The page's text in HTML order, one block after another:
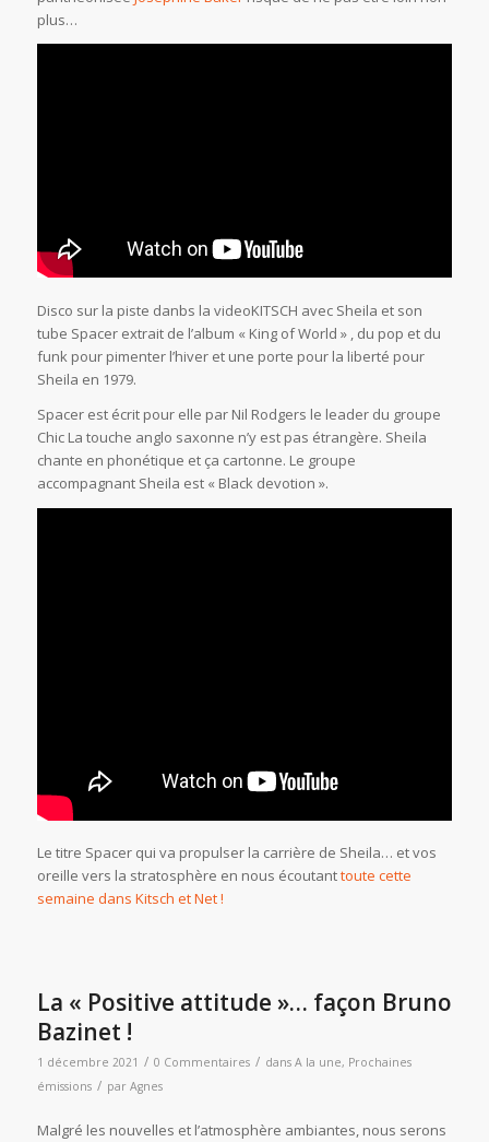
plus…
Disco sur la piste danbs la videoKITSCH avec Sheila et son
tube Spacer extrait de l’album « King of World » , du pop et du
funk pour pimenter l’hiver et une porte pour la liberté pour
Sheila en 1979.
Spacer est écrit pour elle par Nil Rodgers le leader du groupe
Chic La touche anglo saxonne n’y est pas étrangère. Sheila
chante en phonétique et ça cartonne. Le groupe
accompagnant Sheila est « Black devotion ».
Le titre Spacer qui va propulser la carrière de Sheila… et vos
oreille vers la stratosphère en nous écoutanttoute cette
semaine dans Kitsch et Net !
La « Positive attitude »… façon Bruno
Bazinet !
1 décembre 2021 / 0 Commentaires / dans A la une, Prochaines
émissions / par Agnes
Malgré les nouvelles et l’atmosphère ambiantes, nous serons